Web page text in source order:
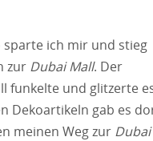
sparte ich mir und stieg
zur Dubai Mall. Der
funkelte und glitzerte
Dekoartikeln gab es
meinen Weg zur Dubai